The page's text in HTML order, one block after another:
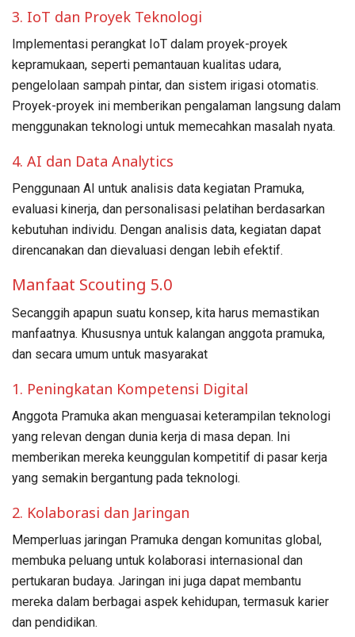
3. IoT dan Proyek Teknologi
Implementasi perangkat IoT dalam proyek-proyek
kepramukaan, seperti pemantauan kualitas udara,
pengelolaan sampah pintar, dan sistem irigasi otomatis.
Proyek-proyek ini memberikan pengalaman langsung dalam
menggunakan teknologi untuk memecahkan masalah nyata.
4. AI dan Data Analytics
Penggunaan AI untuk analisis data kegiatan Pramuka,
evaluasi kinerja, dan personalisasi pelatihan berdasarkan
kebutuhan individu. Dengan analisis data, kegiatan dapat
direncanakan dan dievaluasi dengan lebih efektif.
Manfaat Scouting 5.0
Secanggih apapun suatu konsep, kita harus memastikan
manfaatnya. Khususnya untuk kalangan anggota pramuka,
dan secara umum untuk masyarakat
1. Peningkatan Kompetensi Digital
Anggota Pramuka akan menguasai keterampilan teknologi
yang relevan dengan dunia kerja di masa depan. Ini
memberikan mereka keunggulan kompetitif di pasar kerja
yang semakin bergantung pada teknologi.
2. Kolaborasi dan Jaringan
Memperluas jaringan Pramuka dengan komunitas global,
membuka peluang untuk kolaborasi internasional dan
pertukaran budaya. Jaringan ini juga dapat membantu
mereka dalam berbagai aspek kehidupan, termasuk karier
dan pendidikan.